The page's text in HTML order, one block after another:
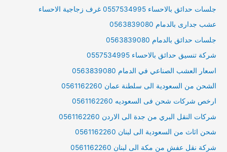
جلسات حدائق بالاحساء 0557534995 غرف زجاجية الاحساء
عشب جدارى بالدمام 0563839080
جلسات حدائق بالدمام 0563839080
شركة تنسيق حدائق بالاحساء 0557534995
اسعار العشب الصناعي في الدمام 0563839080
الشحن من السعودية الى سلطنة عمان 0561162260
ارخص شركات شحن فى السعوديه 0561162260
شركات النقل البري من جدة الى الاردن 0561162260
شحن اثاث من السعودية الى لبنان 0561162260
شركة نقل عفش من مكة الى لبنان 0561162260